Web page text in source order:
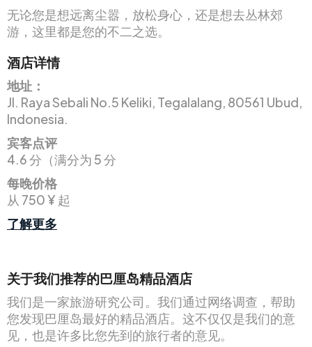
无论您是想远离尘嚣，放松身心，还是想去丛林郊
游，这里都是您的不二之选。
酒店详情
地址：
Jl. Raya Sebali No.5 Keliki, Tegalalang, 80561 Ubud,
Indonesia.
宾客点评
4.6 分（满分为 5 分
每晚价格
从 750 ¥ 起
了解更多
关于我们推荐的巴厘岛精品酒店
我们是一家旅游研究公司。我们通过网络调查，帮助
您发现巴厘岛最好的精品酒店。这不仅仅是我们的意
见，也是许多比您先到的旅行者的意见。